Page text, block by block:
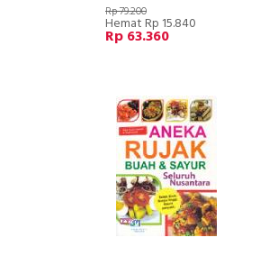
Rp 79.200
Hemat Rp 15.840
Rp 63.360